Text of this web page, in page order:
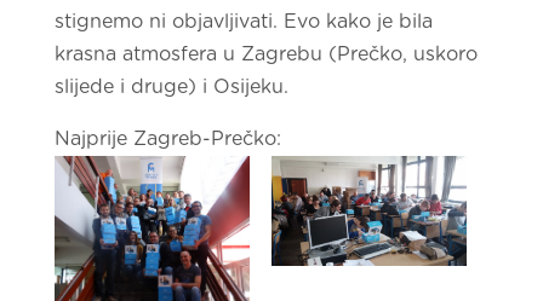
stignemo ni objavljivati. Evo kako je bila
krasna atmosfera u Zagrebu (Prečko, uskoro
slijede i druge) i Osijeku.
Najprije Zagreb-Prečko: